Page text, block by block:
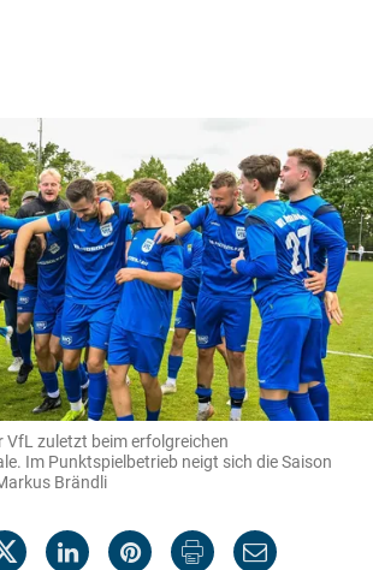
VfL zuletzt beim erfolgreichen
Im Punktspielbetrieb neigt sich die Saison
Brändli